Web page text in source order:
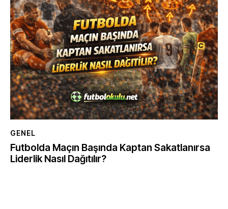
GENEL
Futbolda Maçın Başında Kaptan Sakatlanırsa
Liderlik Nasıl Dağıtılır?